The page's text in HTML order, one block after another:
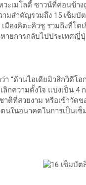
วะเมโลดี้ ซาวน์ที่ค่อนข้
มสำคัญรวมถึง 15 เซ็ม
มืองคิตะคิวชู รวมถึงที่โ
ายการกลับไปประเทศญี่
นไอเดียมิวสิกวิดีโอกา
กความตั้งใจ แบ่งเป็น 4
ติที่สวยงาม หรือเข้าวัด
นในอนาคตในการเป็นเ